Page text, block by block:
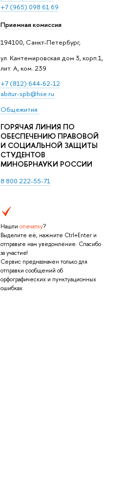
+7 (965) 098 61 69
Приемная комиссия
194100, Санкт-Петербург,
ул. Кантемировская дом 3, корп.1,
лит. А, ком. 239
+7 (812) 644-62-12
abitur-spb@hse.ru
Общежития
ГОРЯЧАЯ ЛИНИЯ ПО
ОБЕСПЕЧЕНИЮ ПРАВОВОЙ
И СОЦИАЛЬНОЙ ЗАЩИТЫ
СТУДЕНТОВ
МИНОБРНАУКИ РОССИИ
8 800 222-55-71
Нашли опечатку?
Выделите её, нажмите Ctrl+Enter и
отправьте нам уведомление. Спасибо
за участие!
Сервис предназначен только для
отправки сообщений об
орфографических и пунктуационных
ошибках.